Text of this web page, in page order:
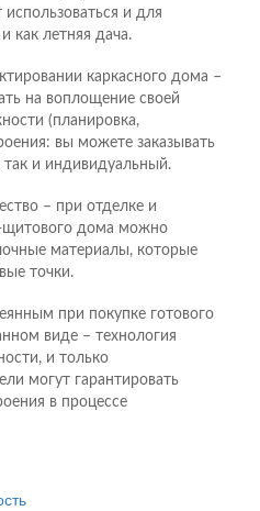
и для
как летняя дача.
каркасного дома –
на воплощение своей
(планировка,
вы можете заказывать
так и индивидуальный.
– при отделке и
щитового дома можно
материалы, которые
точки.
при покупке готового
виде – технология
и только
могут гарантировать
в процессе